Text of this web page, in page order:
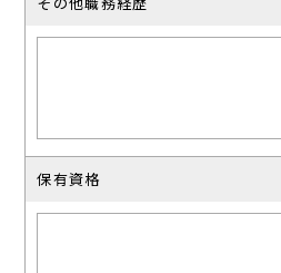
保有資格